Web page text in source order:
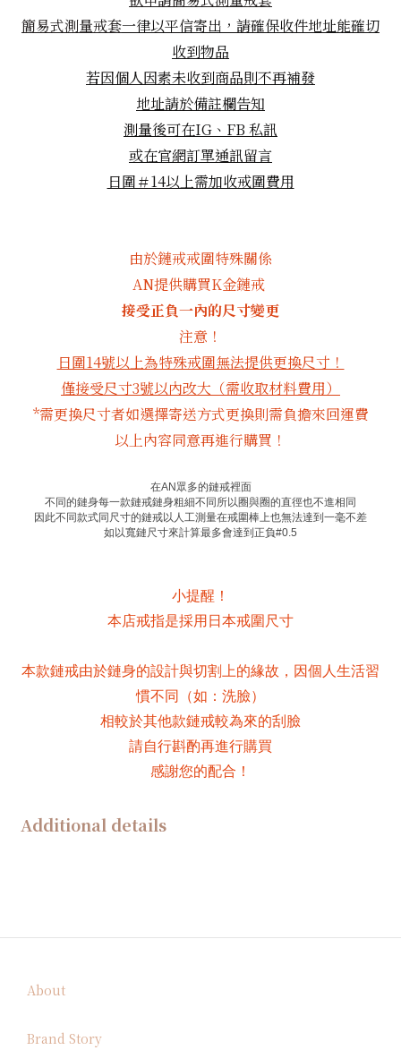
簡易式測量戒套一律以平信寄出，請確保收件地址能確切
收到物品
若因個人因素未收到商品則不再補發
地址請於備註欄告知
測量後可在IG、FB 私訊
或在官網訂單通訊留言
日圍＃14以上需加收戒圍費用
由於鏈戒戒圍特殊關係
AN提供購買K金鏈戒
接受正負一內的尺寸變更
注意！
日圍14號以上為特殊戒圍無法提供更換尺寸！
僅接受尺寸3號以內改大（需收取材料費用）
*需更換尺寸者如選擇寄送方式更換則需負擔來回運費
以上內容同意再進行購買！
在AN 眾多的鏈戒裡面
不同的鏈身每一款鏈戒鏈身粗細不同所以圈與圈的直徑也不進相同
因此不同款式同尺寸的鏈戒以人工測量在戒圍棒上也無法達到一毫不差
如以寬鏈尺寸來計算最多會達到正負#0.5
小提醒！
本店戒指是採用日本戒圍尺寸
本款鏈戒由於鏈身的設計與切割上的緣故，因個人生活習
慣不同（如：洗臉）
相較於其他款鏈戒較為來的刮臉
請自行斟酌再進行購買
感謝您的配合！
Additional details
About
Brand Story